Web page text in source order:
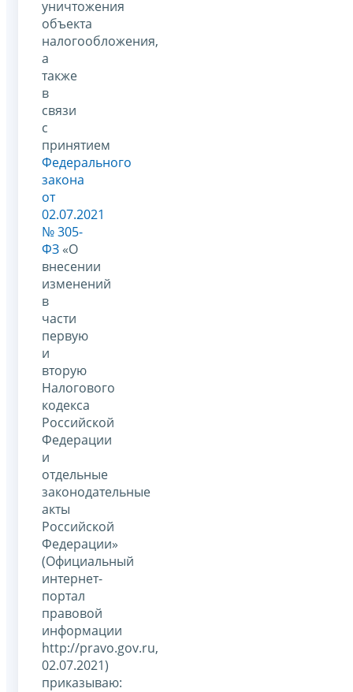
уничтожения
объекта
налогообложения,
а
также
в
связи
с
принятием
Федерального
закона
от
02.07.2021
№ 305-
ФЗ «О
внесении
изменений
в
части
первую
и
вторую
Налогового
кодекса
Российской
Федерации
и
отдельные
законодательные
акты
Российской
Федерации»
(Официальный
интернет-
портал
правовой
информации
http://pravo.gov.ru,
02.07.2021)
приказываю: